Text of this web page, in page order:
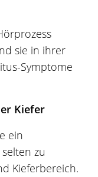
sie in ihrer
Symptome
Kiefer
ein
zu
Kieferbereich.